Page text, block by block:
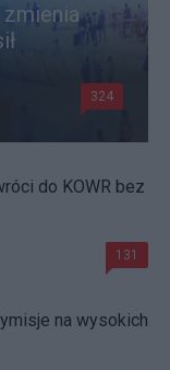
324
do KOWR bez
131
na wysokich